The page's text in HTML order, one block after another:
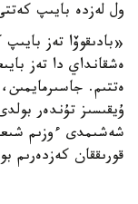
ول لەزدە بايىپ
«بادىقوۆا تەز
ەتتىم.
ۇيقىسىز تۇندەر
شەشىمدى ءوزىم
قورىققان كەزدەرىم